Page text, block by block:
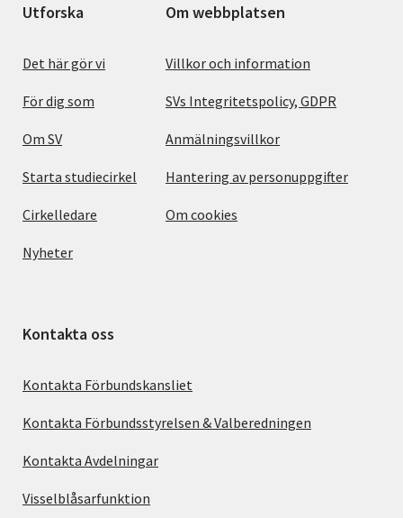
Utforska
Det här gör vi
För dig som
Om SV
Starta studiecirkel
Cirkelledare
Nyheter
Om webbplatsen
Villkor och information
SVs Integritetspolicy, GDPR
Anmälningsvillkor
Hantering av personuppgifter
Om cookies
Kontakta oss
Kontakta Förbundskansliet
Kontakta Förbundsstyrelsen & Valberedningen
Kontakta Avdelningar
Visselblåsarfunktion